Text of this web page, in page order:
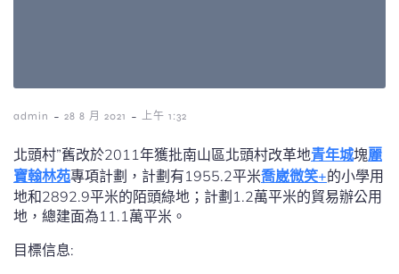
admin - 28 8 月 2021 - 上午 1:32
北頭村”舊改於2011年獲批南山區北頭村改革地青年城塊麗
寶翰林苑專項計劃，計劃有1955.2平米喬崴微笑+的小學用
地和2892.9平米的陌頭綠地；計劃1.2萬平米的貿易辦公用
地，總建面為11.1萬平米。
目標信息: